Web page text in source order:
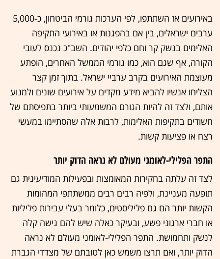
באירועים אז השתתפו, לפי הערכות גורמי הביטחון, כ-5,000
ערבים ישראלים, בין אם בהפגנות או באירועי התקיפה
האלימים בנשק קר וחם כלפי יהודים. השב"כ נכנס לעובי
הקורה, אף שגם הוא, כמו גורמי הממשל האחרים, הופתע
מעוצמת האירועים בקרב ערביי ישראל. בתוך זמן קצר
הצליחו אנשיו להביא מידע מקדים על אירועים שונים ולמנוע
אותם, ולצד זה להיות הגורם המשמעותי ביותר בתפיסתם של
חשודים בתקיפות האלימות, לרבות אלה שהסתיימו במעשי
רצח או פציעות קשות.
התפר הפלילי-לאומני מעולם לא נראה הדוק יותר
לצד זה עלתה בחקירות המאומצות ובפעילות המודיעינית גם
תופעה מעניינת, ולפיה רבים רבים ממשתתפי המהומות
הקשות יותר הם גם פליליסטים, כלומר בעלי עבירות פליליות
או חברי ארגוני פשע, ובעיקר כאלה שיש להם גישה קלה
לנשק ותחמושת. התפר הפלילי-לאומני מעולם לא נראה
הדוק יותר, ואם תרצו משמש כאן לטובתם של מצדדי הגברת